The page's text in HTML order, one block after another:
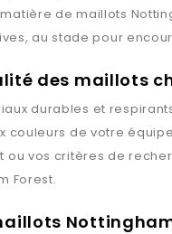
de maillots
au stade pour
des maillots
durables et
couleurs de votre
ou vos critères de
Forest.